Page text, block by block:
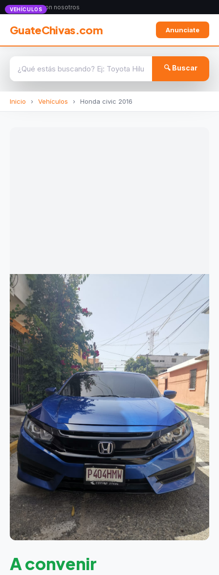
Anunciate con nosotros
GuateChivas.com Anunciate
🔍 Buscar
Inicio › Vehículos › Honda civic 2016
VEHÍCULOS
A convenir